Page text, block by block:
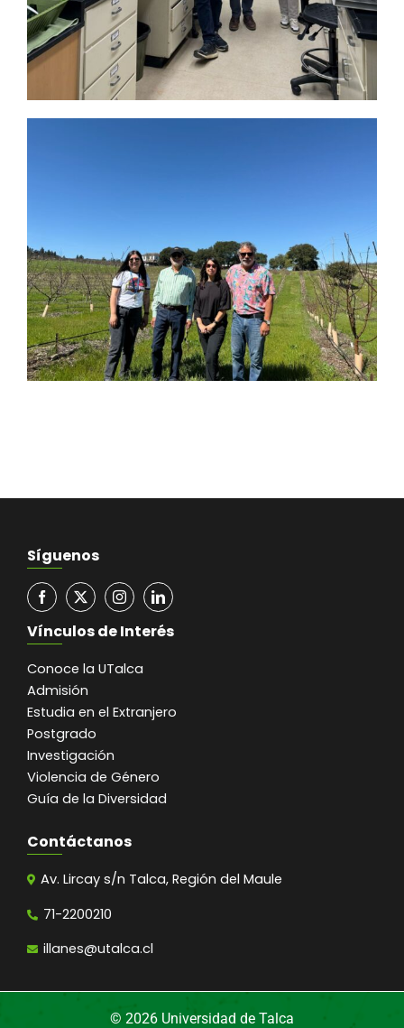
Síguenos
Vínculos de Interés
Conoce la UTalca
Admisión
Estudia en el Extranjero
Postgrado
Investigación
Violencia de Género
Guía de la Diversidad
Contáctanos
Av. Lircay s/n Talca, Región del Maule
71-2200210
illanes@utalca.cl
© 2026 Universidad de Talca